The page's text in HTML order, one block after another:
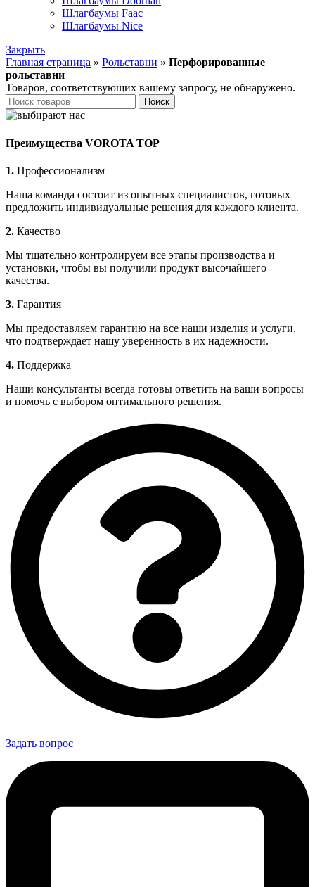
Шлагбаумы Faac
Шлагбаумы Nice
Закрыть
Главная страница » Рольставни » Перфорированные
рольставни
Товаров, соответствующих вашему запросу, не обнаружено.
Поиск
Преимущества VOROTA TOP
1. Профессионализм
Наша команда состоит из опытных специалистов, готовых
предложить индивидуальные решения для каждого клиента.
2. Качество
Мы тщательно контролируем все этапы производства и
установки, чтобы вы получили продукт высочайшего
качества.
3. Гарантия
Мы предоставляем гарантию на все наши изделия и услуги,
что подтверждает нашу уверенность в их надежности.
4. Поддержка
Наши консультанты всегда готовы ответить на ваши вопросы
и помочь с выбором оптимального решения.
Задать вопрос